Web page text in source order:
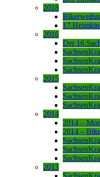
2018
2016
Der
2015
2014
2014 –
2014 –
2013